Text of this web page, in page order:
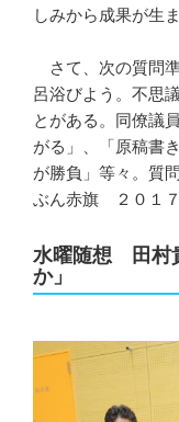
しみから成果が生
さて、次の質問
呂浴びよう。不思
とがある。同僚議
がる」、「原稿書
が勝負」等々。質
ぶん赤旗 ２０１７
水曜随想 田村
か」